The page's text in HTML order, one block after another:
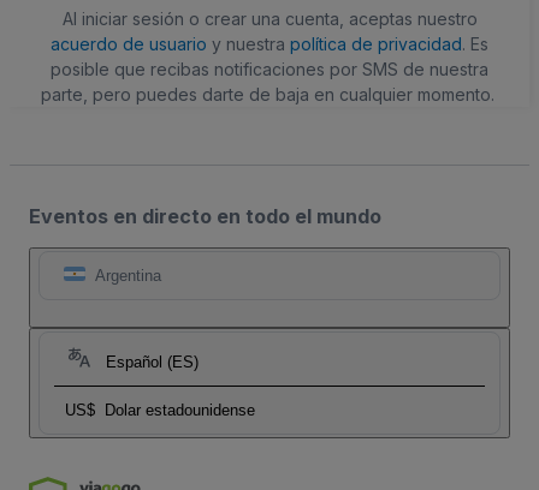
Al iniciar sesión o crear una cuenta, aceptas nuestro
acuerdo de usuario y nuestra política de privacidad. Es
posible que recibas notificaciones por SMS de nuestra
parte, pero puedes darte de baja en cualquier momento.
Eventos en directo en todo el mundo
Argentina
Español (ES)
US$ Dolar estadounidense